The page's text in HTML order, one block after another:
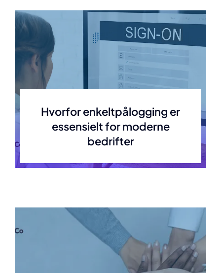
Hvorfor enkeltpålogging er
essensielt for moderne
bedrifter